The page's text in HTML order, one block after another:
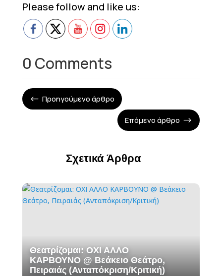
Please follow and like us:
0 Comments
# Προηγούμενο άρθρο
Επόμενο άρθρο $
Σχετικά Άρθρα
Θεατρίζομαι: ΟΧΙ ΑΛΛΟ
ΚΑΡΒΟΥΝΟ @ Βεάκειο Θεάτρο,
Πειραιάς (Ανταπόκριση/Κριτική)